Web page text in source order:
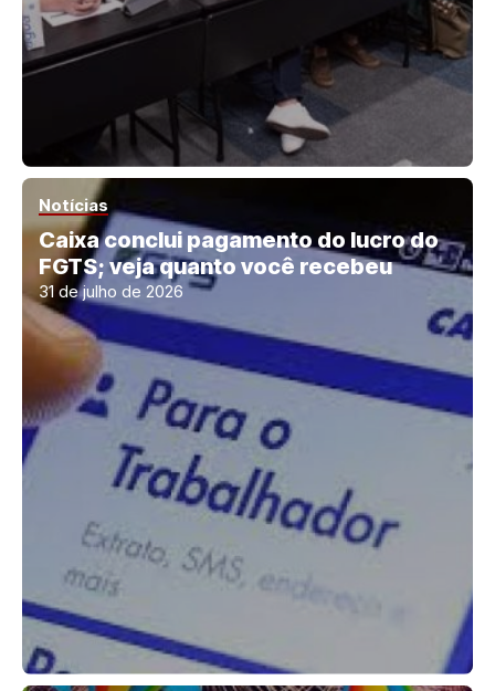
Notícias
Caixa conclui pagamento do lucro do
FGTS; veja quanto você recebeu
31 de julho de 2026